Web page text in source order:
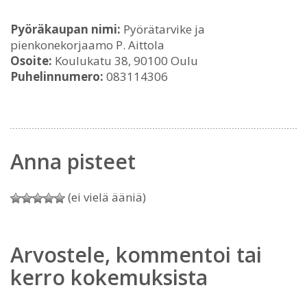
Pyöräkaupan nimi: Pyörätarvike ja
pienkonekorjaamo P. Aittola
Osoite: Koulukatu 38, 90100 Oulu
Puhelinnumero: 083114306
Anna pisteet
(ei vielä ääniä)
Arvostele, kommentoi tai
kerro kokemuksista